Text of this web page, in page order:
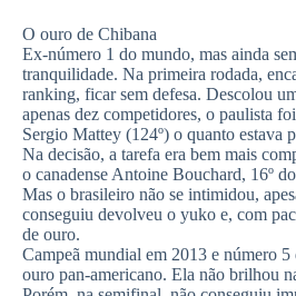
O ouro de Chibana
Ex-número 1 do mundo, mas ainda
tranquilidade. Na primeira rodada,
ranking, ficar sem defesa. Descolou
apenas dez competidores, o paulista
Sergio Mattey (124º) o quanto estava
Na decisão, a tarefa era bem mais
o canadense Antoine Bouchard, 16º
Mas o brasileiro não se intimidou,
conseguiu devolveu o yuko e, com
de ouro.
Campeã mundial em 2013 e número
ouro pan-americano. Ela não brilhou